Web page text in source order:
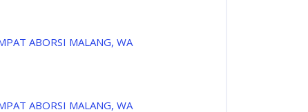
ABORSI MALANG, WA
ABORSI MALANG, WA